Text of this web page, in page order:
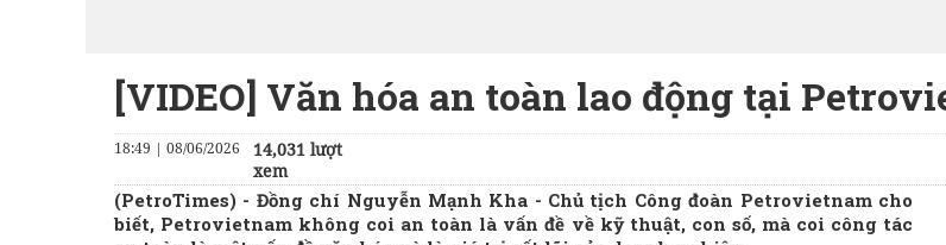
[VIDEO] Văn hóa an toàn lao động tại
18:49 | 08/06/2026
14,031 lượt
xem
(PetroTimes) - Đồng chí Nguyễn Mạnh Kha - Chủ tịch Công đoàn Petrovietnam cho
biết, Petrovietnam không coi an toàn là vấn đề về kỹ thuật, con số, mà coi công tác